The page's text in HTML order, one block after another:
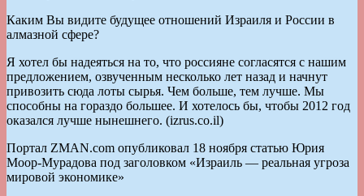
Каким Вы видите будущее отношений Израиля и России в
алмазной сфере?
Я хотел бы надеяться на то, что россияне согласятся с нашим
предложением, озвученным несколько лет назад и начнут
привозить сюда лоты сырья. Чем больше, тем лучше. Мы
способны на гораздо большее. И хотелось бы, чтобы 2012 год
оказался лучше нынешнего. (izrus.co.il)
Портал ZMAN.com опубликовал 18 ноября статью Юрия
Моор-Мурадова под заголовком «Израиль — реальная угроза
мировой экономике»